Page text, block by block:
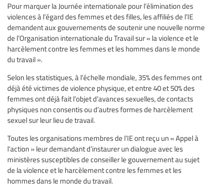
Pour marquer la Journée internationale pour l’élimination des
violences à l’égard des femmes et des filles, les affiliés de l’IE
demandent aux gouvernements de soutenir une nouvelle norme
de l’Organisation internationale du Travail sur « la violence et le
harcèlement contre les femmes et les hommes dans le monde
du travail ».
Selon les statistiques, à l’échelle mondiale, 35% des femmes ont
déjà été victimes de violence physique, et entre 40 et 50% des
femmes ont déjà fait l’objet d’avances sexuelles, de contacts
physiques non consentis ou d’autres formes de harcèlement
sexuel sur leur lieu de travail.
Toutes les organisations membres de l’IE ont reçu un « Appel à
l’action » leur demandant d’instaurer un dialogue avec les
ministères susceptibles de conseiller le gouvernement au sujet
de la violence et le harcèlement contre les femmes et les
hommes dans le monde du travail.